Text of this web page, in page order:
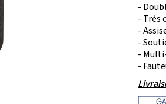
-
- Très
-
-
-
-